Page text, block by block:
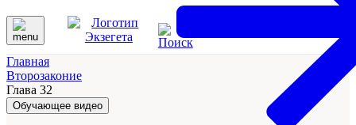
Главная
Второзаконие
Глава 32
Обучающее видео